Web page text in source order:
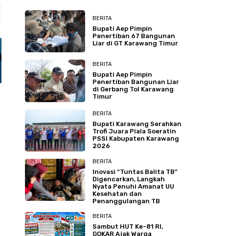
BERITA
Bupati Aep Pimpin
Penertiban 67 Bangunan
Liar di GT Karawang Timur
BERITA
Bupati Aep Pimpin
Penertiban Bangunan Liar
di Gerbang Tol Karawang
Timur
BERITA
Bupati Karawang Serahkan
Trofi Juara Piala Soeratin
PSSI Kabupaten Karawang
2026
BERITA
Inovasi “Tuntas Balita TB”
Digencarkan, Langkah
Nyata Penuhi Amanat UU
Kesehatan dan
Penanggulangan TB
BERITA
Sambut HUT Ke-81 RI,
GOKAR Ajak Warga